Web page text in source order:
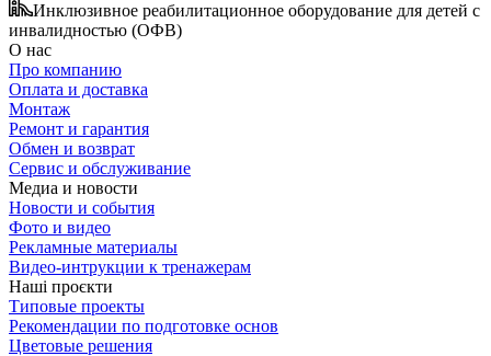
Инклюзивное реабилитационное оборудование для детей с
инвалидностью (ОФВ)
О нас
Про компанию
Оплата и доставка
Монтаж
Ремонт и гарантия
Обмен и возврат
Сервис и обслуживание
Медиа и новости
Новости и события
Фото и видео
Рекламные материалы
Видео-интрукции к тренажерам
Наші проєкти
Типовые проекты
Рекомендации по подготовке основ
Цветовые решения